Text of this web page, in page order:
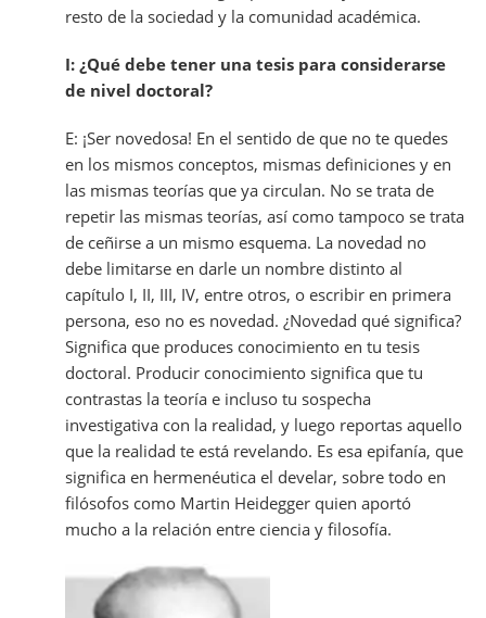
resto de la sociedad y la comunidad académica.
I: ¿Qué debe tener una tesis para considerarse
de nivel doctoral?
E: ¡Ser novedosa! En el sentido de que no te quedes
en los mismos conceptos, mismas definiciones y en
las mismas teorías que ya circulan. No se trata de
repetir las mismas teorías, así como tampoco se trata
de ceñirse a un mismo esquema. La novedad no
debe limitarse en darle un nombre distinto al
capítulo I, II, III, IV, entre otros, o escribir en primera
persona, eso no es novedad. ¿Novedad qué significa?
Significa que produces conocimiento en tu tesis
doctoral. Producir conocimiento significa que tu
contrastas la teoría e incluso tu sospecha
investigativa con la realidad, y luego reportas aquello
que la realidad te está revelando. Es esa epifanía, que
significa en hermenéutica el develar, sobre todo en
filósofos como Martin Heidegger quien aportó
mucho a la relación entre ciencia y filosofía.